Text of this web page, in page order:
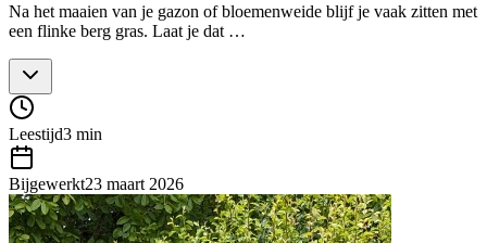
Na het maaien van je gazon of bloemenweide blijf je vaak zitten met
een flinke berg gras. Laat je dat …
Leestijd3 min
Bijgewerkt23 maart 2026